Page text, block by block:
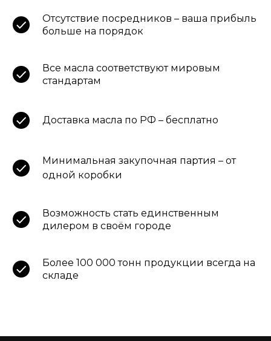
Отсутствие посредников – ваша прибыль
больше на порядок
Все масла соответствуют мировым
стандартам
Доставка масла по РФ – бесплатно
Минимальная закупочная партия – от
одной коробки
Возможность стать единственным
дилером в своём городе
Более 100 000 тонн продукции всегда на
складе